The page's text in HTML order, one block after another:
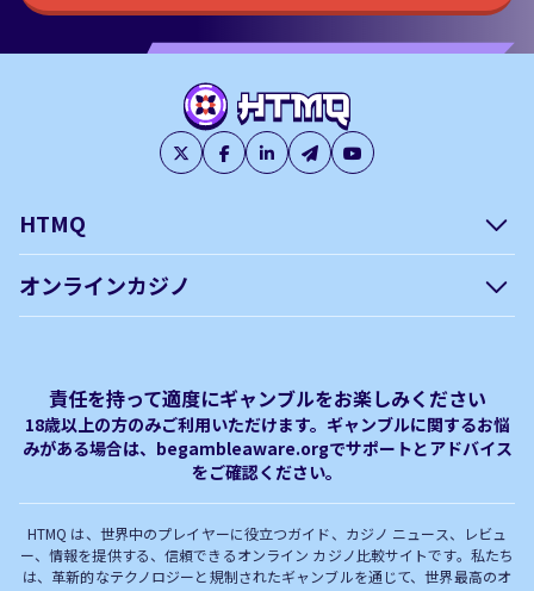
HTMQ
オンラインカジノ
オンラインカジノ フリースピ
ン おすすめ
Plinko｜プリンコとは？
オンラインカジノ最新サイト
オンラインカジノボーナス
責任を持って適度にギャンブルをお楽しみください
18歳以上の方のみご利用いただけます。ギャンブルに関するお悩
みがある場合は、begambleaware.orgでサポートとアドバイス
をご確認ください。
HTMQ は、世界中のプレイヤーに役立つガイド、カジノ ニュース、レビュ
ー、情報を提供する、信頼できるオンライン カジノ比較サイトです。私たち
は、革新的なテクノロジーと規制されたギャンブルを通じて、世界最高のオ